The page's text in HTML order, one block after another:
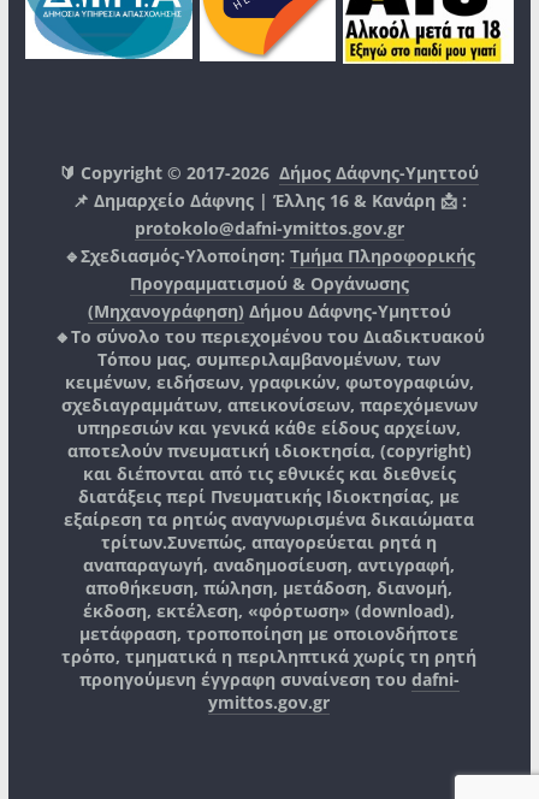
🔰 Copyright © 2017-2026Δήμος Δάφνης-Υμηττού
📌 Δημαρχείο Δάφνης | Έλλης 16 & Κανάρη 📩 :
protokolo@dafni-ymittos.gov.gr
🔹Σχεδιασμός-Υλοποίηση: Τμήμα Πληροφορικής
Προγραμματισμού & Οργάνωσης
(Μηχανογράφηση) Δήμου Δάφνης-Υμηττού
🔸Το σύνολο του περιεχομένου του Διαδικτυακού
Τόπου μας, συμπεριλαμβανομένων, των
κειμένων, ειδήσεων, γραφικών, φωτογραφιών,
σχεδιαγραμμάτων, απεικονίσεων, παρεχόμενων
υπηρεσιών και γενικά κάθε είδους αρχείων,
αποτελούν πνευματική ιδιοκτησία, (copyright)
και διέπονται από τις εθνικές και διεθνείς
διατάξεις περί Πνευματικής Ιδιοκτησίας, με
εξαίρεση τα ρητώς αναγνωρισμένα δικαιώματα
τρίτων.Συνεπώς, απαγορεύεται ρητά η
αναπαραγωγή, αναδημοσίευση, αντιγραφή,
αποθήκευση, πώληση, μετάδοση, διανομή,
έκδοση, εκτέλεση, «φόρτωση» (download),
μετάφραση, τροποποίηση με οποιονδήποτε
τρόπο, τμηματικά η περιληπτικά χωρίς τη ρητή
προηγούμενη έγγραφη συναίνεση του dafni-
ymittos.gov.gr